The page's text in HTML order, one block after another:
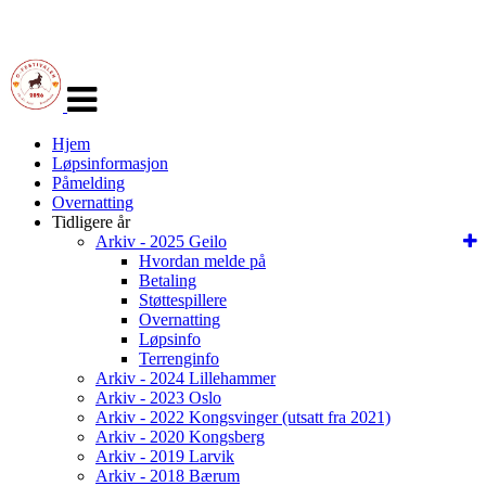
navigasjon
Hjem
Løpsinformasjon
Påmelding
Overnatting
Tidligere år
Arkiv - 2025 Geilo
Hvordan melde på
Betaling
Støttespillere
Overnatting
Løpsinfo
Terrenginfo
Arkiv - 2024 Lillehammer
Arkiv - 2023 Oslo
Arkiv - 2022 Kongsvinger (utsatt fra 2021)
Arkiv - 2020 Kongsberg
Arkiv - 2019 Larvik
Arkiv - 2018 Bærum